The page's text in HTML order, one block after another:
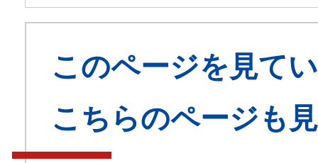
このページを見て
こちらのページも